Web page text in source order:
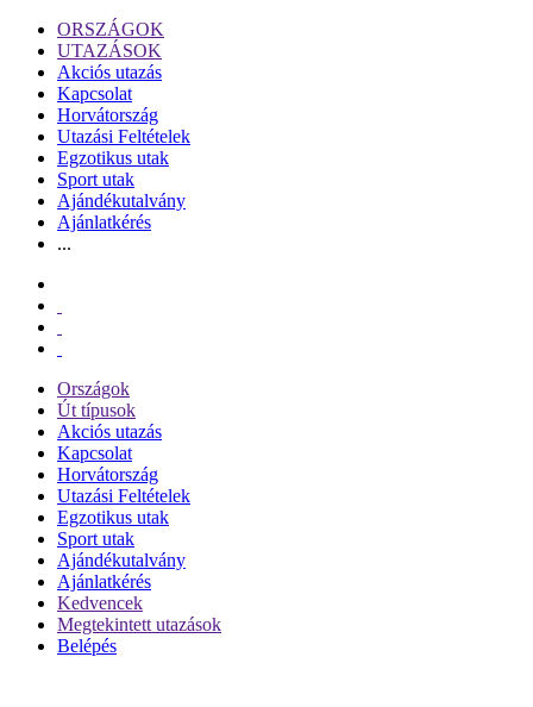
ORSZÁGOK
UTAZÁSOK
Akciós utazás
Kapcsolat
Horvátország
Utazási Feltételek
Egzotikus utak
Sport utak
Ajándékutalvány
Ajánlatkérés
...
Országok
Út típusok
Akciós utazás
Kapcsolat
Horvátország
Utazási Feltételek
Egzotikus utak
Sport utak
Ajándékutalvány
Ajánlatkérés
Kedvencek
Megtekintett utazások
Belépés